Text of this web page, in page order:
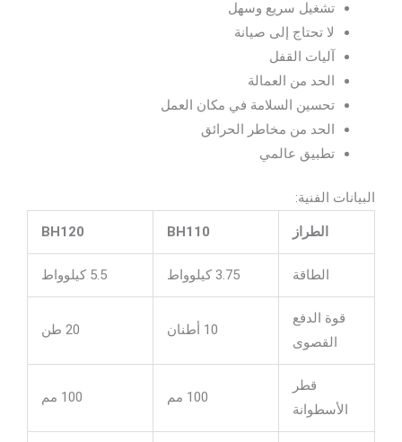
تشغيل سريع وسهل
لا تحتاج إلى صيانة
آليات القفل
الحد من العمالة
تحسين السلامة في مكان العمل
الحد من مخاطر الحرائق
تطبيق عالمي
البيانات الفنية:
الطراز BH110
BH120
الطاقة
قوة الدفع
القصوى
الأسطوانة